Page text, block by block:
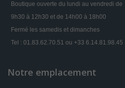
Boutique ouverte du lundi au vendredi de
9h30 à 12h30 et de 14h00 à 18h00
Fermé les samedis et dimanches
Tel : 01.83.62.70.51 ou +33 6.14.81.98.45
Notre emplacement